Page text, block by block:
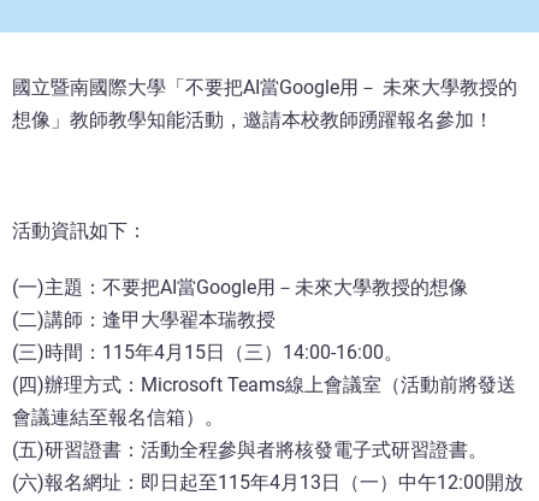
國立暨南國際大學「不要把AI當Google用－ 未來大學教授的
想像」教師教學知能活動，邀請本校教師踴躍報名參加！
活動資訊如下：
(一)主題：不要把AI當Google用－未來大學教授的想像
(二)講師：逢甲大學翟本瑞教授
(三)時間：115年4月15日（三）14:00-16:00。
(四)辦理方式：Microsoft Teams線上會議室（活動前將發送
會議連結至報名信箱）。
(五)研習證書：活動全程參與者將核發電子式研習證書。
(六)報名網址：即日起至115年4月13日（一）中午12:00開放